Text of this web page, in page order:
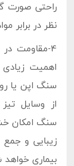
راحتی صورت
نظر در برابر
4-مقاومت
اهمیت
سنگ اپن یا
از وسایل
سنگ امکان
زیبایی و
بیماری